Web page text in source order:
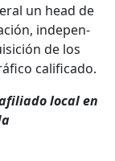
un head de
inde­pen­
de los
cal­i­fi­ca­do.
local en